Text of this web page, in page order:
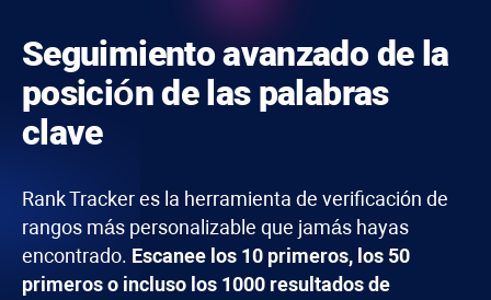
Seguimiento avanzado de la
posición de las palabras
clave
Rank Trackeres la herramienta de verificación de
rangos más personalizable que jamás hayas
encontrado. Escanee los 10 primeros, los 50
primeros o incluso los 1000 resultados de